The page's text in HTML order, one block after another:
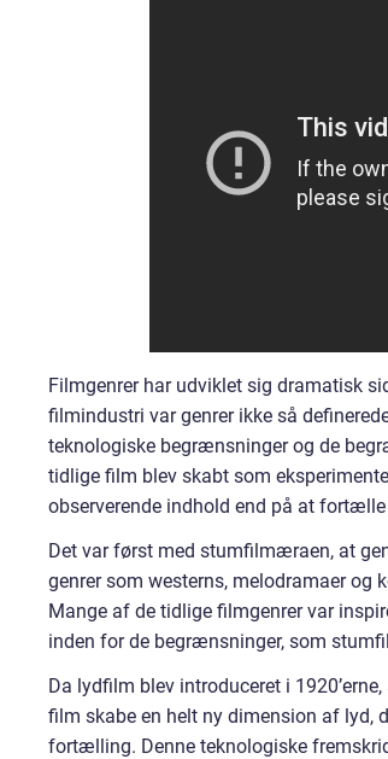
Filmgenrer har udviklet sig dramatisk
filmindustri var genrer ikke så
teknologiske begrænsninger og de
tidlige film blev skabt som
observerende indhold end på at
Det var først med stumfilmæraen, at
genrer som westerns, melodramaer og
Mange af de tidlige filmgenrer var
inden for de begrænsninger, som
Da lydfilm blev introduceret i
film skabe en helt ny dimension af lyd,
fortælling. Denne teknologiske